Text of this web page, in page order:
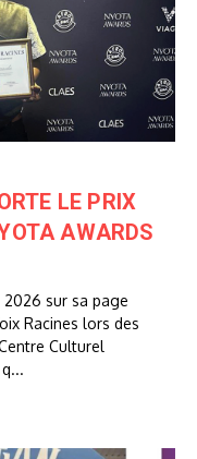
LE PRIX
AWARDS
2026 sur sa page
Racines lors des
Culturel